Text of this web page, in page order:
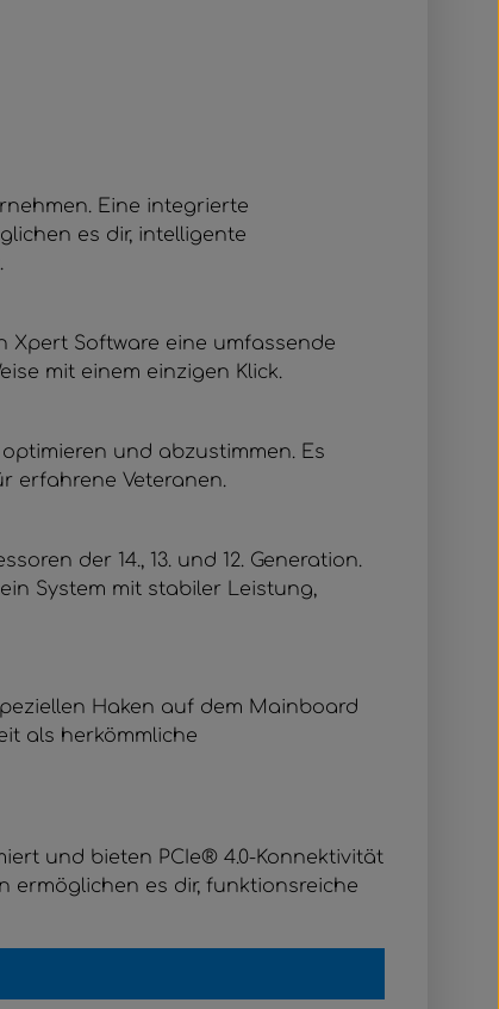
Eine integrierte
es dir, intelligente
Xpert Software eine umfassende
mit einem einzigen Klick.
und abzustimmen. Es
erfahrene Veteranen.
der 14., 13. und 12. Generation.
System mit stabiler Leistung,
Haken auf dem Mainboard
als herkömmliche
und bieten PCIe® 4.0-Konnektivität
ermöglichen es dir, funktionsreiche